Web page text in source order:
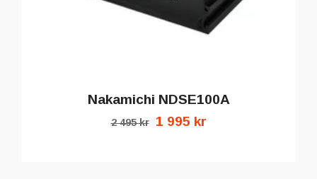
Nakamichi NDSE100A
2 495 kr 1 995 kr